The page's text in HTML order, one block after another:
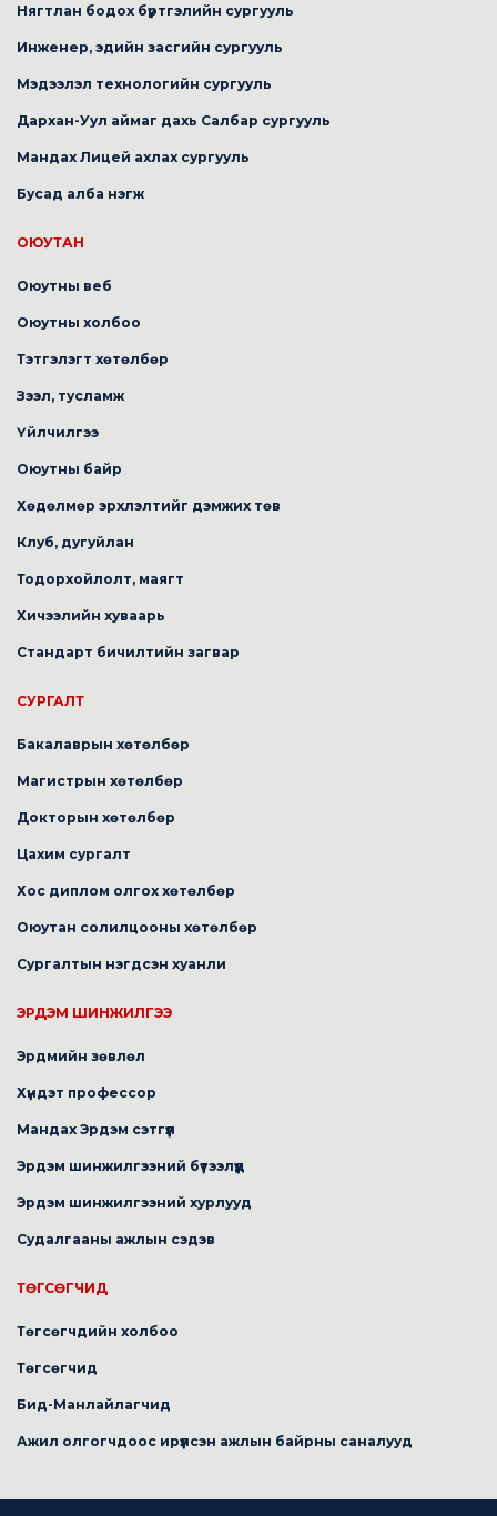
Нягтлан бодох бүртгэлийн сургууль
Инженер, эдийн засгийн сургууль
Мэдээлэл технологийн сургууль
Дархан-Уул аймаг дахь Салбар сургууль
Мандах Лицей ахлах сургууль
Бусад алба нэгж
ОЮУТАН
Оюутны веб
Оюутны холбоо
Тэтгэлэгт хөтөлбөр
Зээл, тусламж
Үйлчилгээ
Оюутны байр
Хөдөлмөр эрхлэлтийг дэмжих төв
Клуб, дугуйлан
Тодорхойлолт, маягт
Хичээлийн хуваарь
Стандарт бичилтийн загвар
СУРГАЛТ
Бакалаврын хөтөлбөр
Магистрын хөтөлбөр
Докторын хөтөлбөр
Цахим сургалт
Хос диплом олгох хөтөлбөр
Оюутан солилцооны хөтөлбөр
Сургалтын нэгдсэн хуанли
ЭРДЭМ ШИНЖИЛГЭЭ
Эрдмийн зөвлөл
Хүндэт профессор
Мандах Эрдэм сэтгүүл
Эрдэм шинжилгээний бүтээлүүд
Эрдэм шинжилгээний хурлууд
Судалгааны ажлын сэдэв
ТӨГСӨГЧИД
Төгсөгчдийн холбоо
Төгсөгчид
Бид-Манлайлагчид
Ажил олгогчдоос ирүүлсэн ажлын байрны саналууд